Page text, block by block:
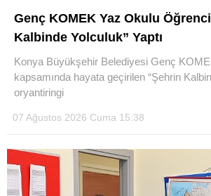
EĞİTİM
Genç KOMEK Yaz Okulu
Kalbinde Yolculuk” Yaptı
Konya Büyükşehir Belediyesi Genç
kapsamında hayata geçirilen “Şehrin
oryantiringi
07 Ağustos 2026 Cuma 15:38